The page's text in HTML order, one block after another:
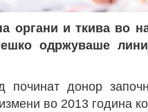
органи и ткива во
одржуваше
починат донор
во 2013 година